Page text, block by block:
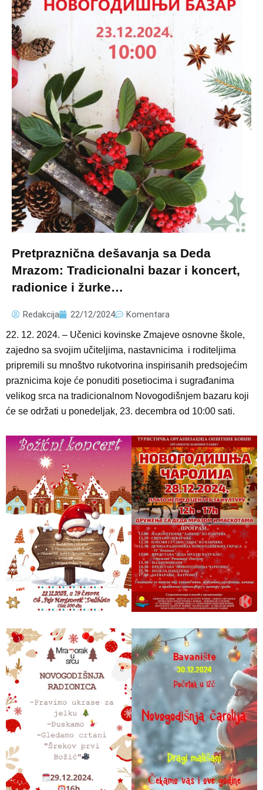
Pretpraznična dešavanja sa Deda
Mrazom: Tradicionalni bazar i koncert,
radionice i žurke…
Redakcija 22/12/2024 Komentara
22. 12. 2024. – Učenici kovinske Zmajeve osnovne škole,
zajedno sa svojim učiteljima, nastavnicima i roditeljima
pripremili su mnoštvo rukotvorina inspirisanih predsojećim
praznicima koje će ponuditi posetiocima i sugrađanima
velikog srca na tradicionalnom Novogodišnjem bazaru koji
će se održati u ponedeljak, 23. decembra od 10:00 sati.